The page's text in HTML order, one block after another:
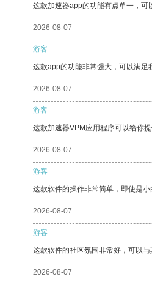
这款加速器app的功能有点单一，可
2026-08-07
游客
这款app的功能非常强大，可以满足
2026-08-07
游客
这款加速器VPM应用程序可以给你
2026-08-07
游客
这款软件的操作非常简单，即使是小
2026-08-07
游客
这款软件的社区氛围非常好，可以与
2026-08-07